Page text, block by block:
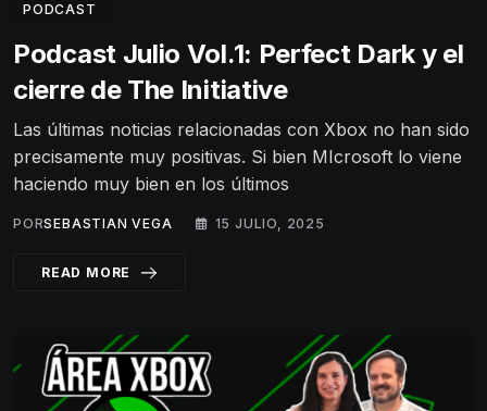
PODCAST
Podcast Julio Vol.1: Perfect Dark y el
cierre de The Initiative
Las últimas noticias relacionadas con Xbox no han sido
precisamente muy positivas. Si bien MIcrosoft lo viene
haciendo muy bien en los últimos
PORSEBASTIAN VEGA 15 JULIO, 2025
READ MORE